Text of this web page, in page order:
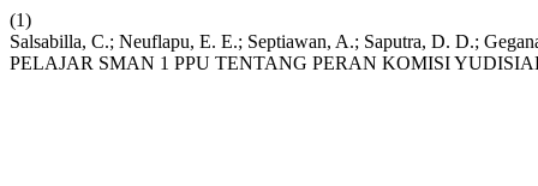
(1)
Salsabilla, C.; Neuflapu, E. E.; Septiawan, A.; Saputra, D. D.;
PELAJAR SMAN 1 PPU TENTANG PERAN KOMISI